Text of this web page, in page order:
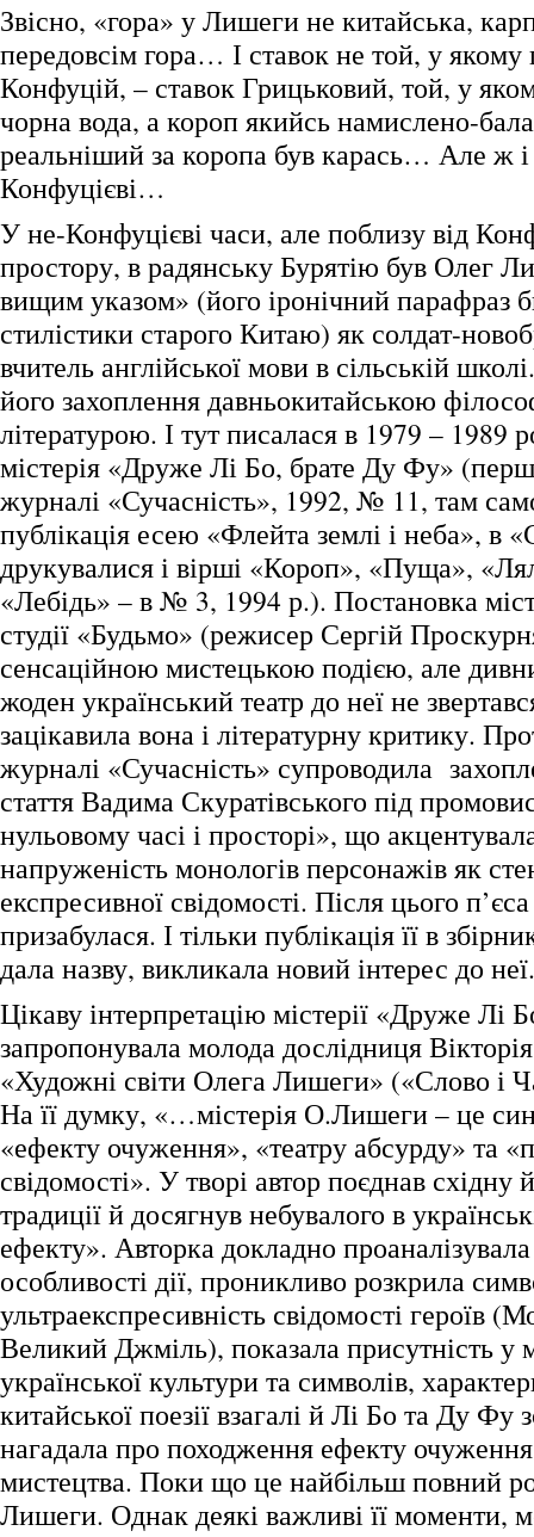
Звісно, «гора» у Лишеги не китайська,
передовсім гора… І ставок не той, у
Конфуцій, – ставок Грицьковий, той, у
чорна вода, а короп якийсь намислено-
реальніший за коропа був карась… Але ж
Конфуцієві…
У не-Конфуцієві часи, але поблизу від
простору, в радянську Бурятію був Олег
вищим указом» (його іронічний парафраз
стилістики старого Китаю) як солдат-
вчитель англійської мови в сільській
його захоплення давньокитайською
літературою. І тут писалася в 1979 – 1989
містерія «Друже Лі Бо, брате Ду Фу»
журналі «Сучасність», 1992, № 11, там
публікація есею «Флейта землі і неба», в
друкувалися і вірші «Короп», «Пуща»,
«Лебідь» – в № 3, 1994 р.). Постановка
студії «Будьмо» (режисер Сергій
сенсаційною мистецькою подією, але
жоден український театр до неї не
зацікавила вона і літературну критику.
журналі «Сучасність» супроводила
стаття Вадима Скуратівського під
нульовому часі і просторі», що
напруженість монологів персонажів як
експресивної свідомості. Після цього
призабулася. І тільки публікація її в
дала назву, викликала новий інтерес до неї.
Цікаву інтерпретацію містерії «Друже Лі
запропонувала молода дослідниця
«Художні світи Олега Лишеги» («Слово і
На її думку, «…містерія О.Лишеги – це
«ефекту очуження», «театру абсурду» та
свідомості». У творі автор поєднав східну
традиції й досягнув небувалого в
ефекту». Авторка докладно
особливості дії, проникливо розкрила
ультраекспресивність свідомості героїв
Великий Джміль), показала присутність у
української культури та символів,
китайської поезії взагалі й Лі Бо та Ду
нагадала про походження ефекту очуження
мистецтва. Поки що це найбільш повний
Лишеги. Однак деякі важливі її моменти,